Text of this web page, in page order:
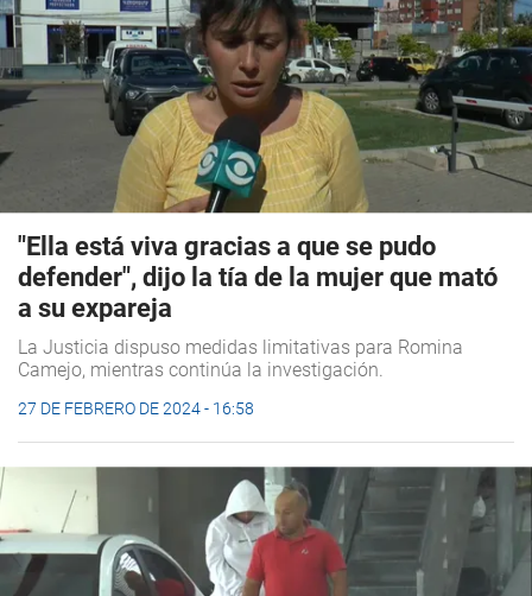
"Ella está viva gracias a que se pudo
defender", dijo la tía de la mujer que mató
a su expareja
La Justicia dispuso medidas limitativas para Romina
Camejo, mientras continúa la investigación.
27 DE FEBRERO DE 2024 - 16:58